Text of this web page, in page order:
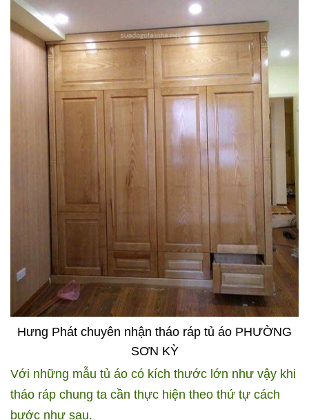
Hưng Phát chuyên nhận tháo ráp tủ áo PHƯỜNG
SƠN KỲ
Với những mẫu tủ áo có kích thước lớn như vậy khi
tháo ráp chung ta cần thực hiện theo thứ tự cách
bước như sau.